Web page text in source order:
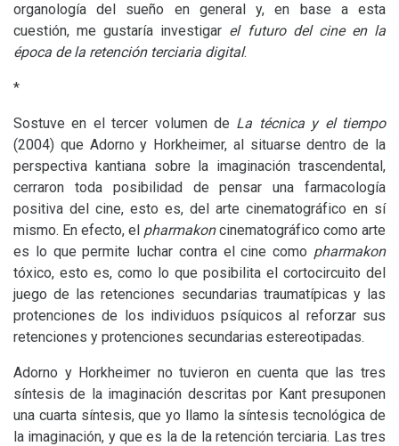
organología del sueño en general y, en base a esta
cuestión, me gustaría investigar el futuro del cine en la
época de la retención terciaria digital.
*
Sostuve en el tercer volumen de La técnica y el tiempo
(2004) que Adorno y Horkheimer, al situarse dentro de la
perspectiva kantiana sobre la imaginación trascendental,
cerraron toda posibilidad de pensar una farmacología
positiva del cine, esto es, del arte cinematográfico en sí
mismo. En efecto, el pharmakoncinematográfico como arte
es lo que permite luchar contra el cine como pharmakon
tóxico, esto es, como lo que posibilita el cortocircuito del
juego de las retenciones secundarias traumatípicas y las
protenciones de los individuos psíquicos al reforzar sus
retenciones y protenciones secundarias estereotipadas.
Adorno y Horkheimer no tuvieron en cuenta que las tres
síntesis de la imaginación descritas por Kant presuponen
una cuarta síntesis, que yo llamo la síntesis tecnológica de
la imaginación, y que es la de la retención terciaria. Las tres